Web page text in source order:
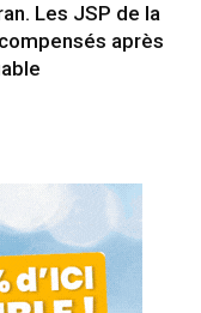
Les JSP de la
après